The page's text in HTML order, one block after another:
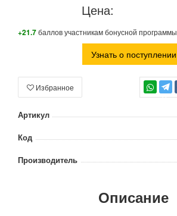
Цена:
+21.7баллов участникам бонусной программы
Узнать о поступлении
TG
Избранное
Артикул
Код
Производитель
Описание